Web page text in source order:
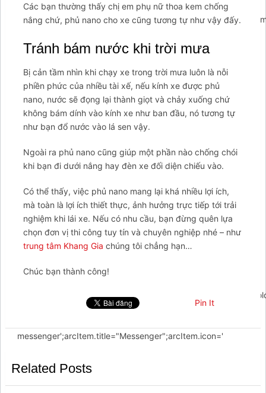
Các bạn thường thấy chị em phụ nữ thoa kem chống
nắng chứ, phủ nano cho xe cũng tương tự như vậy đấy.
Tránh bám nước khi trời mưa
Bị cản tầm nhìn khi chạy xe trong trời mưa luôn là nỗi
phiền phức của nhiều tài xế, nếu kính xe được phủ
nano, nước sẽ đọng lại thành giọt và chảy xuống chứ
không bám dính vào kính xe như ban đầu, nó tương tự
như bạn đổ nước vào lá sen vậy.
Ngoài ra phủ nano cũng giúp một phần nào chống chói
khi bạn đi dưới nắng hay đèn xe đối diện chiếu vào.
Có thể thấy, việc phủ nano mang lại khá nhiều lợi ích,
mà toàn là lợi ích thiết thực, ảnh hưởng trực tiếp tới trải
nghiệm khi lái xe. Nếu có nhu cầu, bạn đừng quên lựa
chọn đơn vị thi công tuy tín và chuyên nghiệp nhé – như
trung tâm Khang Gia chúng tôi chẳng hạn…
Chúc bạn thành công!
Pin It
Related Posts
9';arcItem.onClick=function(e)
lại cho tôi";arcItem.icon='
arcItem={};arcItem.id='msg-item-1';arcItem.class='msg-
messenger';arcItem.title="Messenger";arcItem.icon='